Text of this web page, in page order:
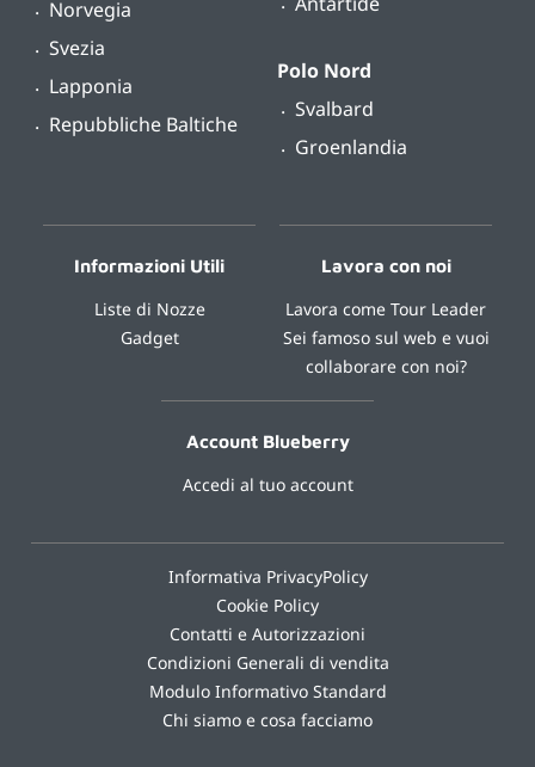
Norvegia
Svezia
Lapponia
Repubbliche Baltiche
Polo Nord
Svalbard
Groenlandia
Informazioni Utili
Liste di Nozze
Gadget
Lavora con noi
Lavora come Tour Leader
Sei famoso sul web e vuoi
collaborare con noi?
Account Blueberry
Accedi al tuo account
Informativa PrivacyPolicy
Cookie Policy
Contatti e Autorizzazioni
Condizioni Generali di vendita
Modulo Informativo Standard
Chi siamo e cosa facciamo